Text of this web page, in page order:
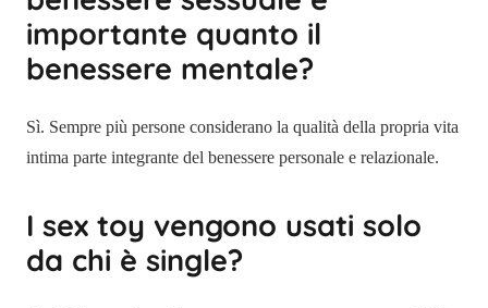
importante quanto il
benessere mentale?
Sì. Sempre più persone considerano la qualità della propria vita
intima parte integrante del benessere personale e relazionale.
I sex toy vengono usati solo
da chi è single?